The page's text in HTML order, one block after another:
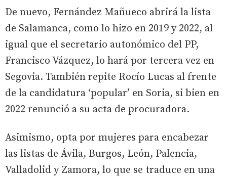
De nuevo, Fernández Mañueco abrirá la lista
de Salamanca, como lo hizo en 2019 y 2022, al
igual que el secretario autonómico del PP,
Francisco Vázquez, lo hará por tercera vez en
Segovia. También repite Rocío Lucas al frente
de la candidatura ‘popular’ en Soria, si bien en
2022 renunció a su acta de procuradora.
Asimismo, opta por mujeres para encabezar
las listas de Ávila, Burgos, León, Palencia,
Valladolid y Zamora, lo que se traduce en una